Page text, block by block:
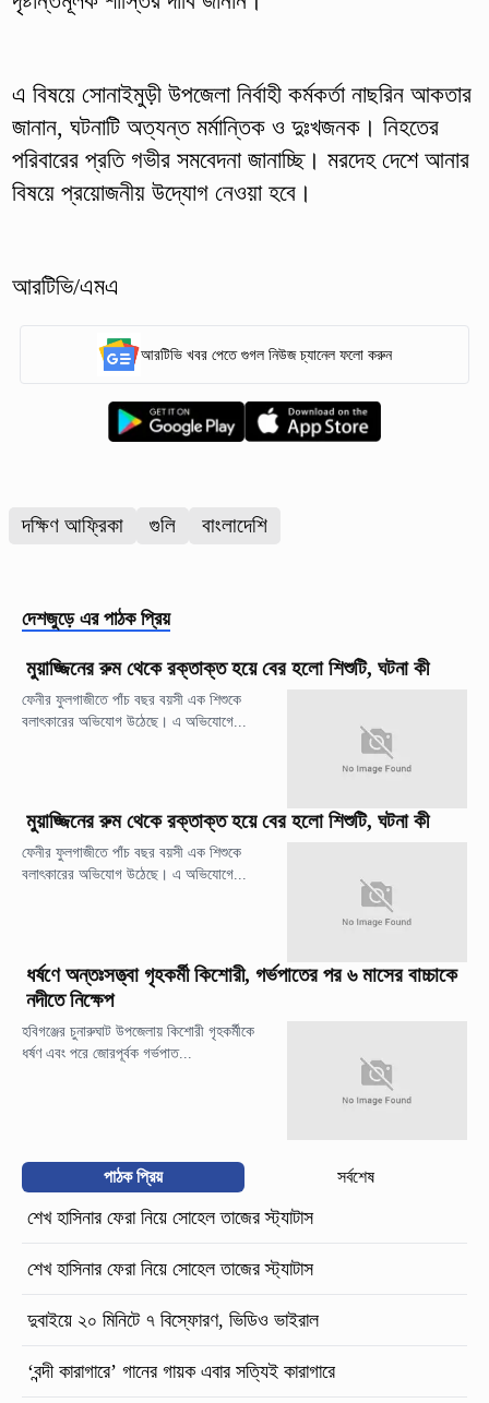
এ বিষয়ে সোনাইমুড়ী উপজেলা নির্বাহী কর্মকর্তা নাছরিন আকতার
জানান, ঘটনাটি অত্যন্ত মর্মান্তিক ও দুঃখজনক। নিহতের
পরিবারের প্রতি গভীর সমবেদনা জানাচ্ছি। মরদেহ দেশে আনার
বিষয়ে প্রয়োজনীয় উদ্যোগ নেওয়া হবে।
আরটিভি/এমএ
আরটিভি খবর পেতে গুগল নিউজ চ্যানেল ফলো করুন
দক্ষিণ আফ্রিকা গুলি বাংলাদেশি
দেশজুড়ে এর পাঠক প্রিয়
মুয়াজ্জিনের রুম থেকে রক্তাক্ত হয়ে বের হলো শিশুটি, ঘটনা কী
ফেনীর ফুলগাজীতে পাঁচ বছর বয়সী এক শিশুকে
বলাৎকারের অভিযোগ উঠেছে। এ অভিযোগে...
মুয়াজ্জিনের রুম থেকে রক্তাক্ত হয়ে বের হলো শিশুটি, ঘটনা কী
ফেনীর ফুলগাজীতে পাঁচ বছর বয়সী এক শিশুকে
বলাৎকারের অভিযোগ উঠেছে। এ অভিযোগে...
ধর্ষণে অন্তঃসত্ত্বা গৃহকর্মী কিশোরী, গর্ভপাতের পর ৬ মাসের বাচ্চাকে
নদীতে নিক্ষেপ
হবিগঞ্জের চুনারুঘাট উপজেলায় কিশোরী গৃহকর্মীকে
ধর্ষণ এবং পরে জোরপূর্বক গর্ভপাত...
পাঠক প্রিয় সর্বশেষ
শেখ হাসিনার ফেরা নিয়ে সোহেল তাজের স্ট্যাটাস
শেখ হাসিনার ফেরা নিয়ে সোহেল তাজের স্ট্যাটাস
দুবাইয়ে ২০ মিনিটে ৭ বিস্ফোরণ, ভিডিও ভাইরাল
‘বন্দী কারাগারে’ গানের গায়ক এবার সত্যিই কারাগারে